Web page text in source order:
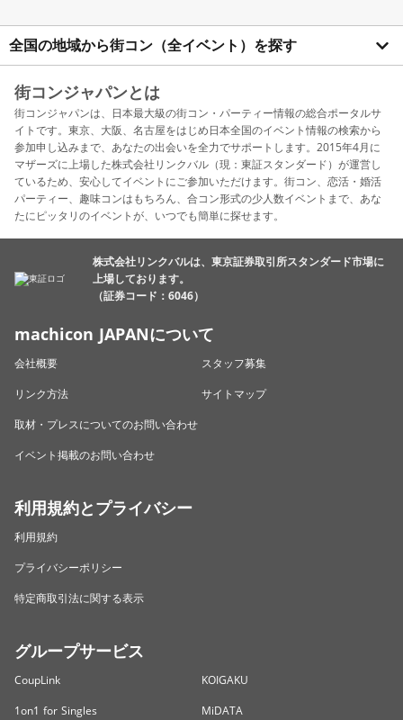
全国の地域から街コン（全イベント）を探す
街コンジャパンとは
街コンジャパンは、日本最大級の街コン・パーティー情報の総合ポータルサ
イトです。東京、大阪、名古屋をはじめ日本全国のイベント情報の検索から
参加申し込みまで、あなたの出会いを全力でサポートします。2015年4月に
マザーズに上場した株式会社リンクバル（現：東証スタンダード）が運営し
ているため、安心してイベントにご参加いただけます。街コン、恋活・婚活
パーティー、趣味コンはもちろん、合コン形式の少人数イベントまで、あな
たにピッタリのイベントが、いつでも簡単に探せます。
株式会社リンクバルは、東京証券取引所スタンダード市場に
上場しております。
（証券コード：6046）
machicon JAPANについて
会社概要
スタッフ募集
リンク方法
サイトマップ
取材・プレスについてのお問い合わせ
イベント掲載のお問い合わせ
利用規約とプライバシー
利用規約
プライバシーポリシー
特定商取引法に関する表示
グループサービス
CoupLink
KOIGAKU
1on1 for Singles
MiDATA